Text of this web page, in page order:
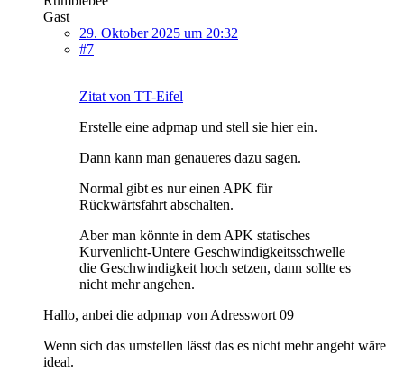
Gast
29. Oktober 2025 um 20:32
#7
Zitat von TT-Eifel
Erstelle eine adpmap und stell sie hier ein.
Dann kann man genaueres dazu sagen.
Normal gibt es nur einen APK für
Rückwärtsfahrt abschalten.
Aber man könnte in dem APK statisches
Kurvenlicht-Untere Geschwindigkeitsschwelle
die Geschwindigkeit hoch setzen, dann sollte es
nicht mehr angehen.
Hallo, anbei die adpmap von Adresswort 09
Wenn sich das umstellen lässt das es nicht mehr angeht wäre
ideal.